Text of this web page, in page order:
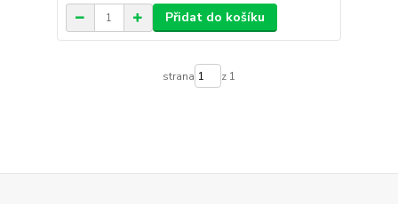
Přidat do košíku
strana z 1